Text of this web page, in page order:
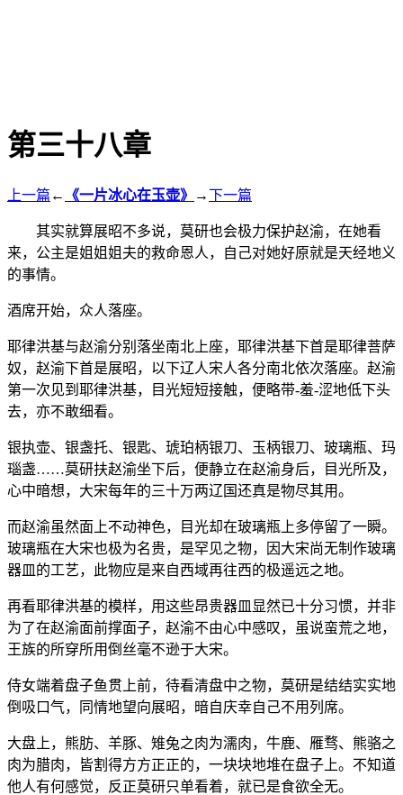
第三十八章
上一篇 ← 《一片冰心在玉壶》 →下一篇
其实就算展昭不多说，莫研也会极力保护赵渝，在她看
来，公主是姐姐姐夫的救命恩人，自己对她好原就是天经地义
的事情。
酒席开始，众人落座。
耶律洪基与赵渝分别落坐南北上座，耶律洪基下首是耶律菩萨
奴，赵渝下首是展昭，以下辽人宋人各分南北依次落座。赵渝
第一次见到耶律洪基，目光短短接触，便略带-羞-涩地低下头
去，亦不敢细看。
银执壶、银盏托、银匙、琥珀柄银刀、玉柄银刀、玻璃瓶、玛
瑙盏……莫研扶赵渝坐下后，便静立在赵渝身后，目光所及，
心中暗想，大宋每年的三十万两辽国还真是物尽其用。
而赵渝虽然面上不动神色，目光却在玻璃瓶上多停留了一瞬。
玻璃瓶在大宋也极为名贵，是罕见之物，因大宋尚无制作玻璃
器皿的工艺，此物应是来自西域再往西的极遥远之地。
再看耶律洪基的模样，用这些昂贵器皿显然已十分习惯，并非
为了在赵渝面前撑面子，赵渝不由心中感叹，虽说蛮荒之地，
王族的所穿所用倒丝毫不逊于大宋。
侍女端着盘子鱼贯上前，待看清盘中之物，莫研是结结实实地
倒吸口气，同情地望向展昭，暗自庆幸自己不用列席。
大盘上，熊肪、羊豚、雉兔之肉为濡肉，牛鹿、雁骛、熊骆之
肉为腊肉，皆割得方方正正的，一块块地堆在盘子上。不知道
他人有何感觉，反正莫研只单看着，就已是食欲全无。